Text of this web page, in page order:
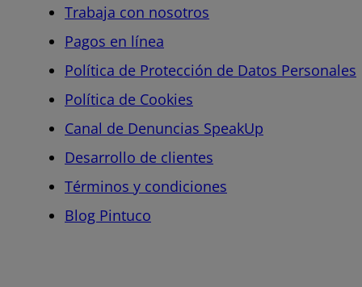
Trabaja con nosotros
Pagos en línea
Política de Protección de Datos Personales
Política de Cookies
Canal de Denuncias SpeakUp
Desarrollo de clientes
Términos y condiciones
Blog Pintuco